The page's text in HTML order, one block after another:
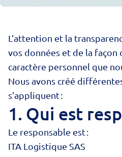
L’attention et la
vos données et de la
caractère personnel que
Nous avons créé
s’appliquent :
1. Qui est
Le responsable est :
ITA Logistique SAS